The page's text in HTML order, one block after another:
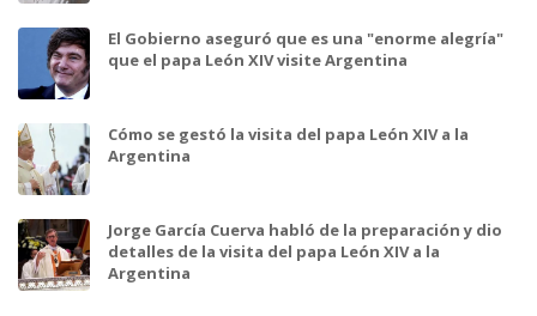
El Gobierno aseguró que es una "enorme alegría"
que el papa León XIV visite Argentina
Cómo se gestó la visita del papa León XIV a la
Argentina
Jorge García Cuerva habló de la preparación y dio
detalles de la visita del papa León XIV a la
Argentina